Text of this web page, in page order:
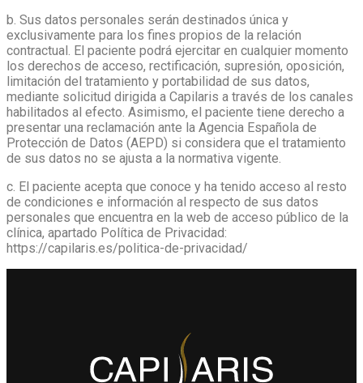
b. Sus datos personales serán destinados única y
exclusivamente para los fines propios de la relación
contractual. El paciente podrá ejercitar en cualquier momento
los derechos de acceso, rectificación, supresión, oposición,
limitación del tratamiento y portabilidad de sus datos,
mediante solicitud dirigida a Capilaris a través de los canales
habilitados al efecto. Asimismo, el paciente tiene derecho a
presentar una reclamación ante la Agencia Española de
Protección de Datos (AEPD) si considera que el tratamiento
de sus datos no se ajusta a la normativa vigente.
c. El paciente acepta que conoce y ha tenido acceso al resto
de condiciones e información al respecto de sus datos
personales que encuentra en la web de acceso público de la
clínica, apartado Política de Privacidad:
https://capilaris.es/politica-de-privacidad/